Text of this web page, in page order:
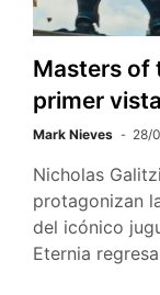
Masters of
primer
Mark Nieves 28/
Nicholas
protagonizan
del icónico
Eternia